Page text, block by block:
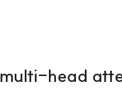
multi-head